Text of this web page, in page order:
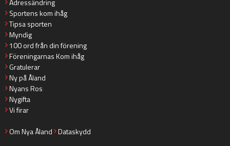
Sportens kom ihåg
Tipsa sporten
Myndig
100 ord från din förening
Föreningarnas Kom ihåg
Gratulerar
Ny på Åland
Nyans Ros
Nygifta
Vi firar
Om Nya Åland Dataskydd